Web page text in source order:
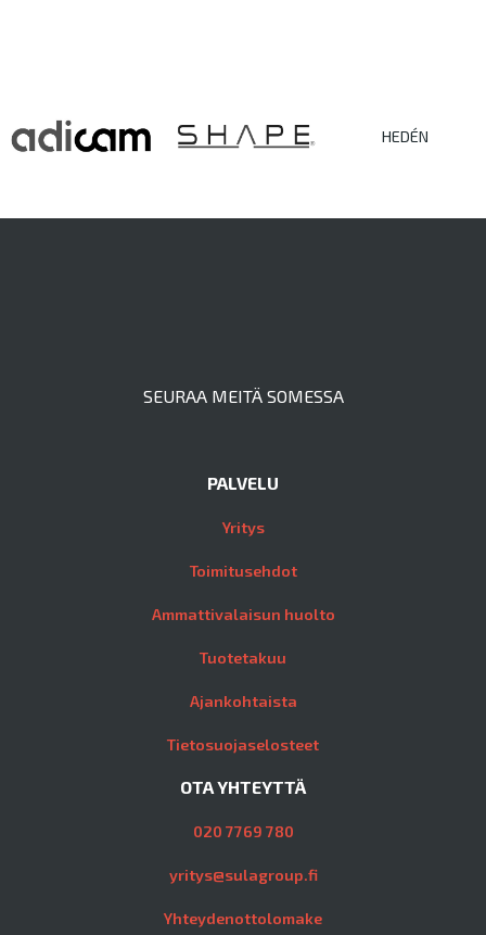
HEDÉN
SEURAA MEITÄ SOMESSA
PALVELU
Yritys
Toimitusehdot
Ammattivalaisun huolto
Tuotetakuu
Ajankohtaista
Tietosuojaselosteet
OTA YHTEYTTÄ
020 7769 780
yritys@sulagroup.fi
Yhteydenottolomake